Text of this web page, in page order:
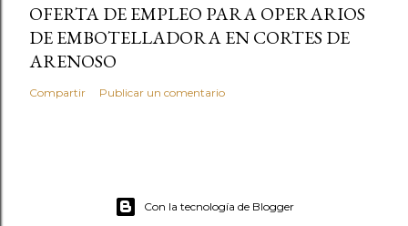
OFERTA DE EMPLEO PARA OPERARIOS
DE EMBOTELLADORA EN CORTES DE
ARENOSO
Compartir Publicar un comentario
Con la tecnología de Blogger